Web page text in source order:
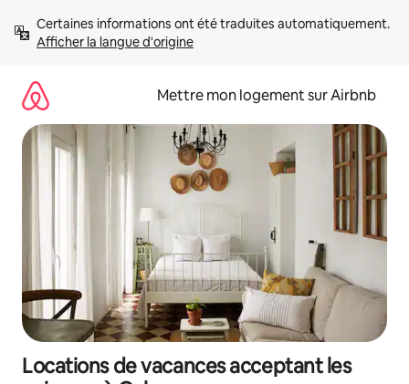
directement
Afficher la langue d'origine
Mettre mon logement sur Airbnb
Locations de vacances acceptant les